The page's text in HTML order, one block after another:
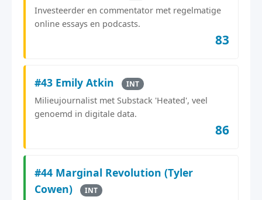
Investeerder en commentator met regelmatige
online essays en podcasts.
83
#43 Emily Atkin INT
Milieujournalist met Substack 'Heated', veel
genoemd in digitale data.
86
#44 Marginal Revolution (Tyler
Cowen)
INT